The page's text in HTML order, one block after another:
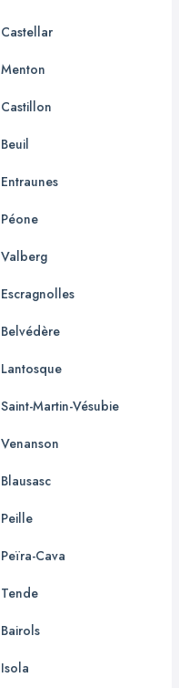
Castellar
Menton
Castillon
Beuil
Entraunes
Péone
Valberg
Escragnolles
Belvédère
Lantosque
Saint-Martin-Vésubie
Venanson
Blausasc
Peille
Peïra-Cava
Tende
Bairols
Isola